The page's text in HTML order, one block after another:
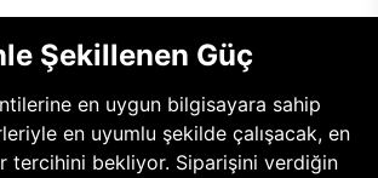
Şekillenen Güç
en uygun bilgisayara sahip
en uyumlu şekilde çalışacak, en
tercihini bekliyor. Siparişini verdiğin